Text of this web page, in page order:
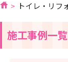
トイレ・リフ
施工事例一覧